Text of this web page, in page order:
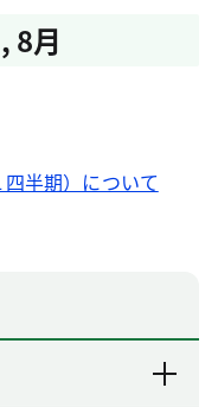
, 8月
半期）について